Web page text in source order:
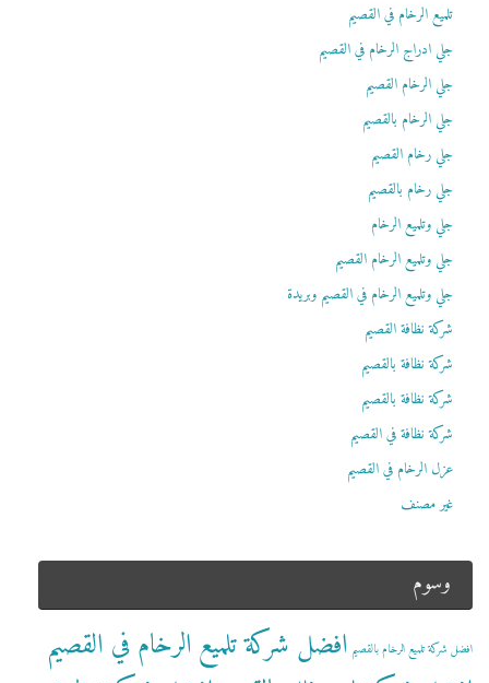
تلميع الرخام في القصيم
جلي ادراج الرخام في القصيم
جلي الرخام القصيم
جلي الرخام بالقصيم
جلي رخام القصيم
جلي رخام بالقصيم
جلي وتلميع الرخام
جلي وتلميع الرخام القصيم
جلي وتلميع الرخام في القصيم وبريدة
شركة نظافة القصيم
شركة نظافة بالقصيم
شركة نظافة بالقصيم
شركة نظافة في القصيم
عزل الرخام في القصيم
غير مصنف
وسوم
افضل شركة تلميع الرخام بالقصيم افضل شركة تلميع الرخام في القصيم